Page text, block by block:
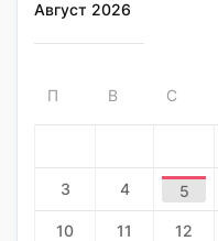
Август 2026
П В С
3 4 5
10 11 12